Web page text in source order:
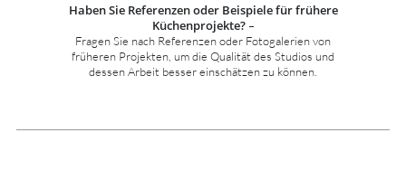
Haben Sie Referenzen oder Beispiele für frühere
Küchenprojekte? –
Fragen Sie nach Referenzen oder Fotogalerien von
früheren Projekten, um die Qualität des Studios und
dessen Arbeit besser einschätzen zu können.